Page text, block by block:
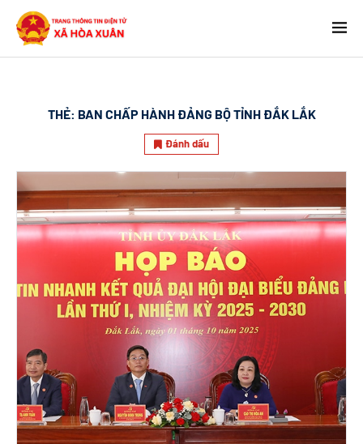
THẺ: BAN CHẤP HÀNH ĐẢNG BỘ TỈNH ĐẮK LẮK
Đánh dấu